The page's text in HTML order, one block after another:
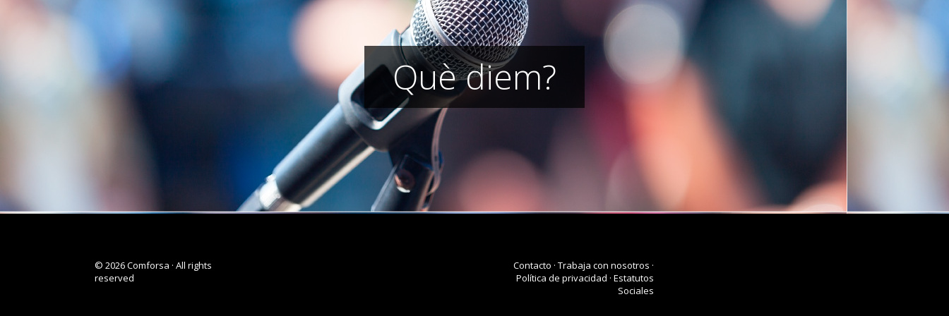
Què diem?
© 2026 Comforsa · All rights
reserved
Contacto · Trabaja con nosotros ·
Política de privacidad · Estatutos
Sociales